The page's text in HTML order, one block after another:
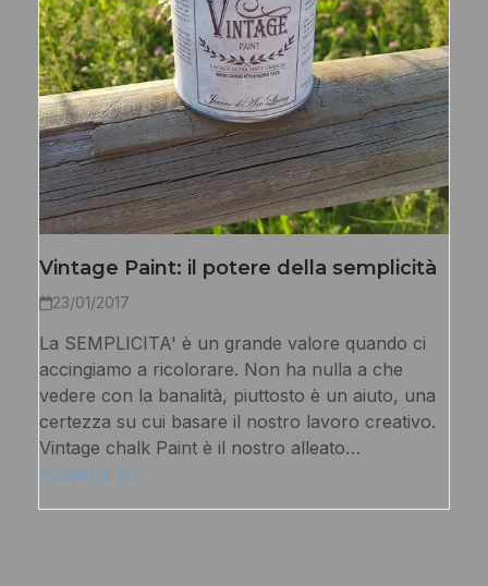
Vintage Paint: il potere della semplicità
23/01/2017
La SEMPLICITA' è un grande valore quando ci
accingiamo a ricolorare. Non ha nulla a che
vedere con la banalità, piuttosto è un aiuto, una
certezza su cui basare il nostro lavoro creativo.
Vintage chalk Paint è il nostro alleato…
Scopri di più